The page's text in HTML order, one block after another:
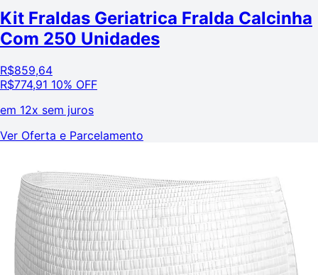
Kit Fraldas Geriatrica Fralda Calcinha
Com 250 Unidades
R$859,64
R$774,91 10% OFF
em 12x sem juros
Ver Oferta e Parcelamento